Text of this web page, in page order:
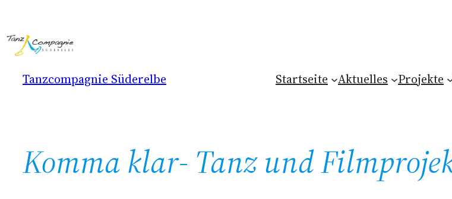
Inhalt
springen
Tanzcompagnie Süderelbe
Startseite Aktuelles Projekte
Komma klar- Tanz und